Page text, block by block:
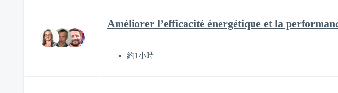
Améliorer l’efficacité énergétique et la
約1小時